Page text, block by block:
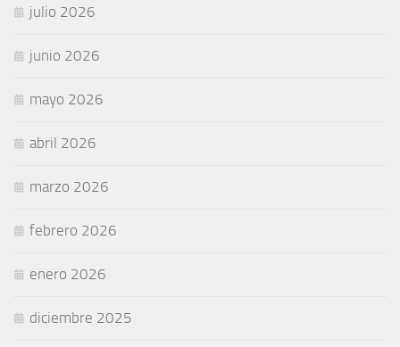
julio 2026
junio 2026
mayo 2026
abril 2026
marzo 2026
febrero 2026
enero 2026
diciembre 2025